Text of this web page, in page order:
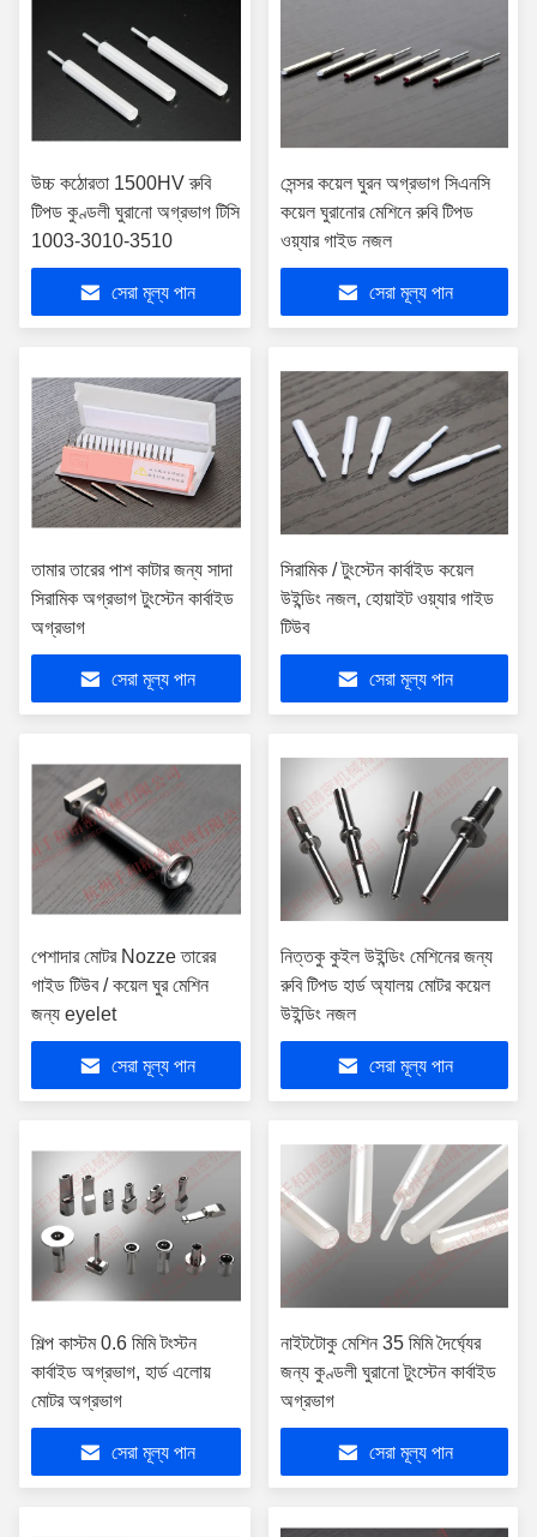
উচ্চ কঠোরতা 1500HV রুবি
টিপড কুণ্ডলী ঘুরানো অগ্রভাগ টিসি
1003-3010-3510
সেরা মূল্য পান
সেন্সর কয়েল ঘুরন অগ্রভাগ সিএনসি
কয়েল ঘুরানোর মেশিনে রুবি টিপড
ওয়্যার গাইড নজল
সেরা মূল্য পান
তামার তারের পাশ কাটার জন্য সাদা
সিরামিক অগ্রভাগ টুংস্টেন কার্বাইড
অগ্রভাগ
সেরা মূল্য পান
সিরামিক / টুংস্টেন কার্বাইড কয়েল
উইন্ডিং নজল, হোয়াইট ওয়্যার গাইড
টিউব
সেরা মূল্য পান
পেশাদার মোটর Nozze তারের
গাইড টিউব / কয়েল ঘুর মেশিন
জন্য eyelet
সেরা মূল্য পান
নিত্তকু কুইল উইন্ডিং মেশিনের জন্য
রুবি টিপড হার্ড অ্যালয় মোটর কয়েল
উইন্ডিং নজল
সেরা মূল্য পান
শিল্প কাস্টম 0.6 মিমি টংস্টন
কার্বাইড অগ্রভাগ, হার্ড এলোয়
মোটর অগ্রভাগ
সেরা মূল্য পান
নাইটটোকু মেশিন 35 মিমি দৈর্ঘ্যের
জন্য কুণ্ডলী ঘুরানো টুংস্টেন কার্বাইড
অগ্রভাগ
সেরা মূল্য পান